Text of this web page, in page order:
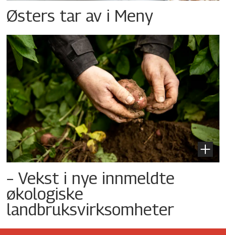
Østers tar av i Meny
– Vekst i nye innmeldte
økologiske
landbruksvirksomheter